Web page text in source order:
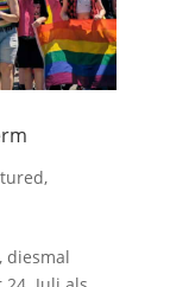
,
diesmal